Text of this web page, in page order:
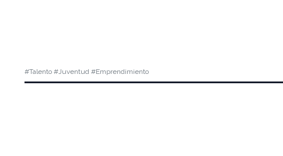
#Talento #Juventud #Emprendimiento